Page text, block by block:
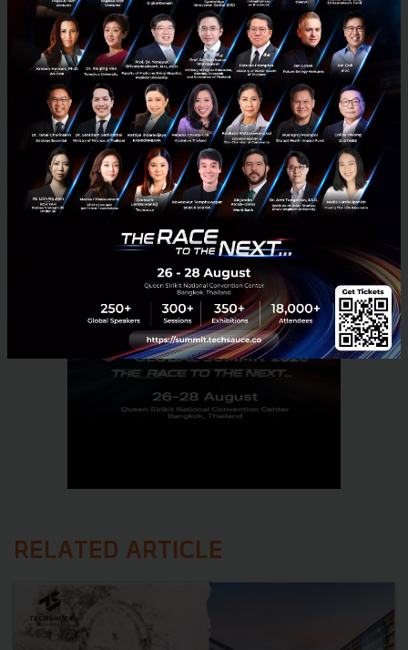
แทนเรา
อ้างอิง:techcrunch
Based On ai IrisGo andrew-ng
No comment
RELATED ARTICLE